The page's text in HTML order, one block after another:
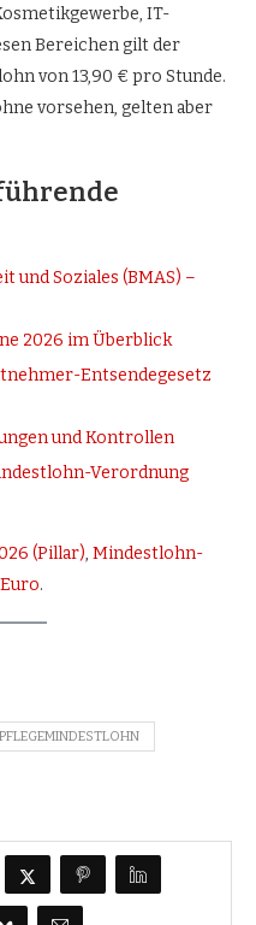
IT-
Bereichen gilt der
von 13,90 € pro Stunde.
vorsehen, gelten aber
und Soziales (BMAS) –
2026 im Überblick
Entsendegesetz
und Kontrollen
Verordnung
(Pillar), Mindestlohn-
.
PFLEGEMINDESTLOHN